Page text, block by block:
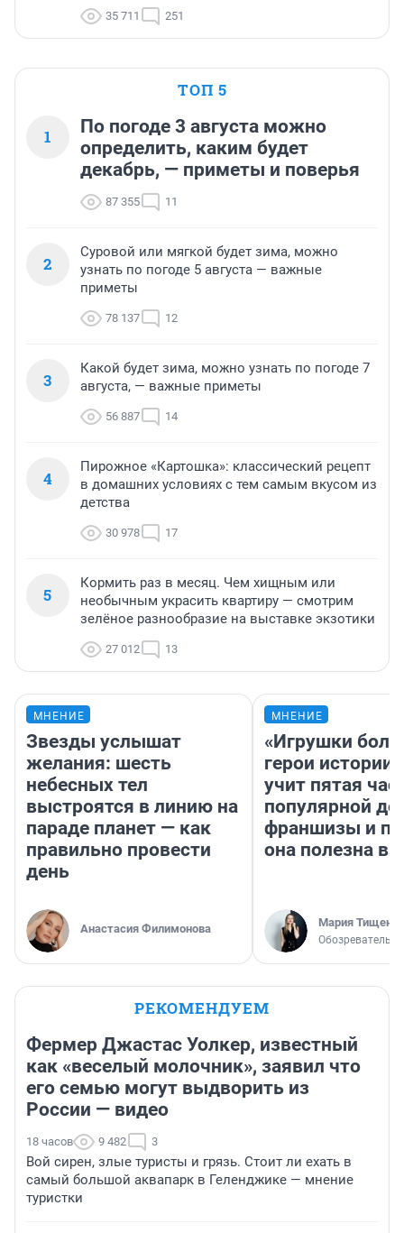
35 711 251
ТОП 5
1
По погоде 3 августа можно
определить, каким будет
декабрь, — приметы и поверья
87 355 11
2
Суровой или мягкой будет зима, можно
узнать по погоде 5 августа — важные
приметы
78 137 12
3
Какой будет зима, можно узнать по погоде 7
августа, — важные приметы
56 887 14
4
Пирожное «Картошка»: классический рецепт
в домашних условиях с тем самым вкусом из
детства
30 978 17
5
Кормить раз в месяц. Чем хищным или
необычным украсить квартиру — смотрим
зелёное разнообразие на выставке экзотики
27 012 13
МНЕНИЕ
Звезды услышат
желания: шесть
небесных тел
выстроятся в линию на
параде планет — как
правильно провести
день
Анастасия Филимонова
МНЕНИЕ
«Игрушки
герои
учит пятая
популярной
франшизы и
она полезна
Мария Тищенко
Обозреватель
РЕКОМЕНДУЕМ
Фермер Джастас Уолкер, известный
как «веселый молочник», заявил что
его семью могут выдворить из
России — видео
18 часов 9 482 3
Вой сирен, злые туристы и грязь. Стоит ли ехать в
самый большой аквапарк в Геленджике — мнение
туристки